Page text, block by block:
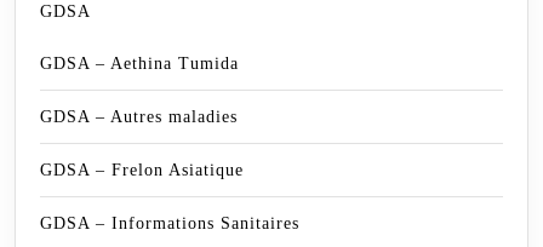
GDSA
GDSA – Aethina Tumida
GDSA – Autres maladies
GDSA – Frelon Asiatique
GDSA – Informations Sanitaires